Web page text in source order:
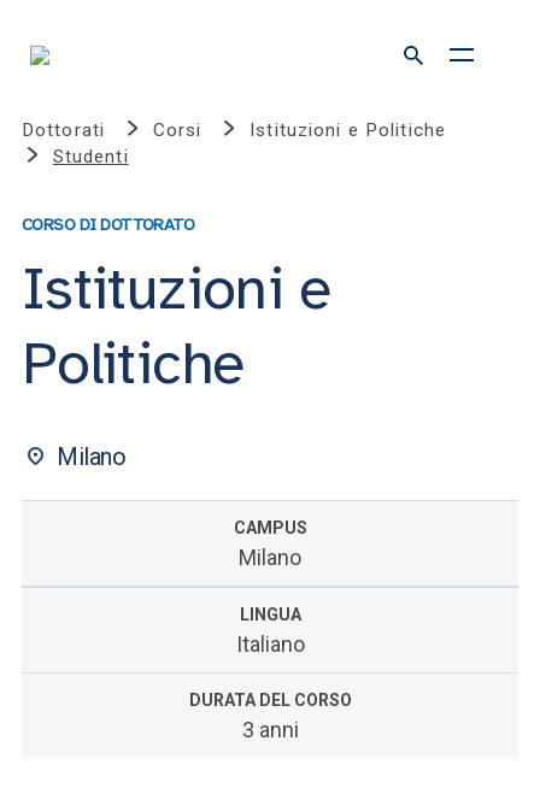
Dottorati Corsi
Istituzioni e Politiche
Studenti
CORSO DI DOTTORATO
Istituzioni e
Politiche
Milano
CAMPUS
Milano
LINGUA
Italiano
DURATA DEL CORSO
3 anni